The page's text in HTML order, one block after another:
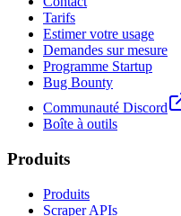
Tarifs
Estimer votre usage
Demandes sur mesure
Programme Startup
Bug Bounty
Communauté Discord
Boîte à outils
Produits
Produits
Scraper APIs